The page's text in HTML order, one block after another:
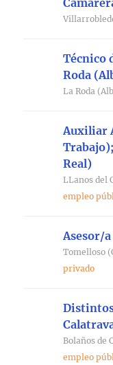
Técnico
Roda
La Roda
Auxiliar
Real)
LLanos del
empleo
Asesor/
Tomelloso
privado
Bolaños de
empleo